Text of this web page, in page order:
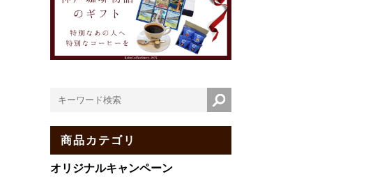
商品カテゴリ
オリジナルキャンペーン